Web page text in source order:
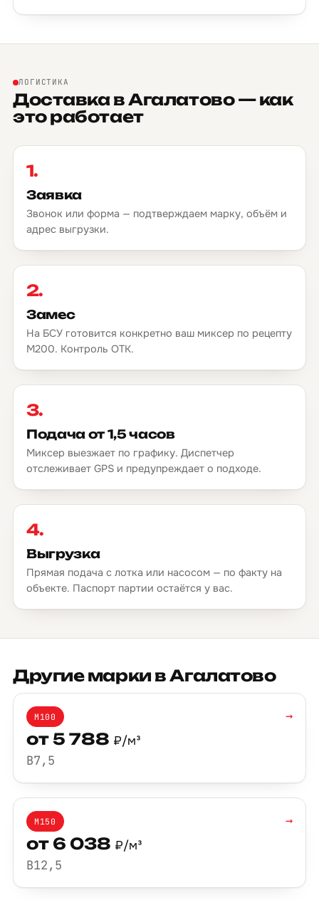
ЛОГИСТИКА
Доставка в Агалатово — как
это работает
1.
Заявка
Звонок или форма — подтверждаем марку, объём и
адрес выгрузки.
2.
Замес
На БСУ готовится конкретно ваш миксер по рецепту
М200. Контроль ОТК.
3.
Подача от 1,5 часов
Миксер выезжает по графику. Диспетчер
отслеживает GPS и предупреждает о подходе.
4.
Выгрузка
Прямая подача с лотка или насосом — по факту на
объекте. Паспорт партии остаётся у вас.
Другие марки в Агалатово
М100
от 5 788 ₽/м³
B7,5
→
М150
от 6 038 ₽/м³
B12,5
→